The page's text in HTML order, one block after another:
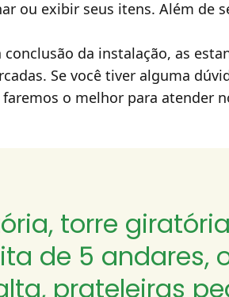
ou exibir seus itens. Além de
da instalação, as
Se você tiver alguma
o melhor para atender
torre
de 5 andares,
prateleiras